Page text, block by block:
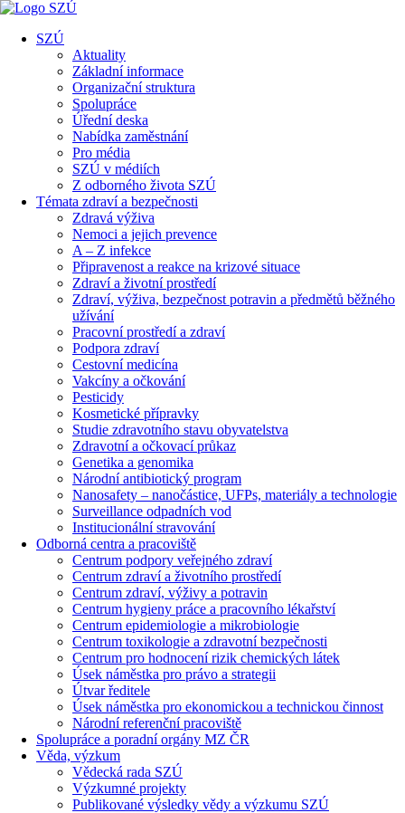
SZÚ
Aktuality
Základní informace
Organizační struktura
Spolupráce
Úřední deska
Nabídka zaměstnání
Pro média
SZÚ v médiích
Z odborného života SZÚ
Témata zdraví a bezpečnosti
Zdravá výživa
Nemoci a jejich prevence
A – Z infekce
Připravenost a reakce na krizové situace
Zdraví a životní prostředí
Zdraví, výživa, bezpečnost potravin a předmětů běžného
užívání
Pracovní prostředí a zdraví
Podpora zdraví
Cestovní medicína
Vakcíny a očkování
Pesticidy
Kosmetické přípravky
Studie zdravotního stavu obyvatelstva
Zdravotní a očkovací průkaz
Genetika a genomika
Národní antibiotický program
Nanosafety – nanočástice, UFPs, materiály a technologie
Surveillance odpadních vod
Institucionální stravování
Odborná centra a pracoviště
Centrum podpory veřejného zdraví
Centrum zdraví a životního prostředí
Centrum zdraví, výživy a potravin
Centrum hygieny práce a pracovního lékařství
Centrum epidemiologie a mikrobiologie
Centrum toxikologie a zdravotní bezpečnosti
Centrum pro hodnocení rizik chemických látek
Úsek náměstka pro právo a strategii
Útvar ředitele
Úsek náměstka pro ekonomickou a technickou činnost
Národní referenční pracoviště
Spolupráce a poradní orgány MZ ČR
Věda, výzkum
Vědecká rada SZÚ
Výzkumné projekty
Publikované výsledky vědy a výzkumu SZÚ